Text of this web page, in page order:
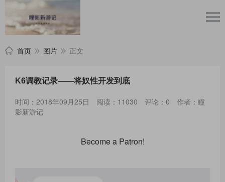
首页 图片 正文
K6调教记录——将奴性开发到底
时间：2018年09月25日 阅读：11030 评论：0
作者：瞳
影新游记
Become a Patron!